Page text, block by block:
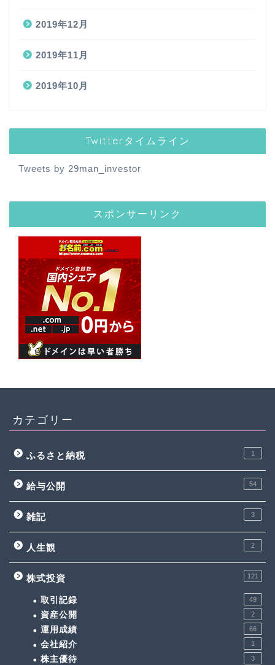
2019年12月
2019年11月
2019年10月
Twitterタイムライン
Tweets by 29man_investor
スポンサーリンク
カテゴリー
ふるさと納税 1
給与公開 54
雑記 3
人生観 2
株式投資 121
取引記録 49
資産公開 2
運用成績 66
会社紹介 1
株主優待 3